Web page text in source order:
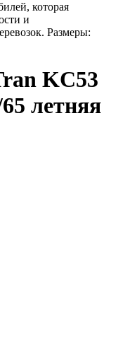
которая
и
Размеры:
KC53
летняя